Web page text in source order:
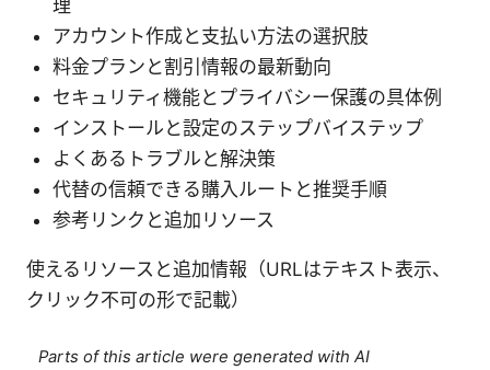
理
アカウント作成と支払い方法の選択肢
料金プランと割引情報の最新動向
セキュリティ機能とプライバシー保護の具体例
インストールと設定のステップバイステップ
よくあるトラブルと解決策
代替の信頼できる購入ルートと推奨手順
参考リンクと追加リソース
使えるリソースと追加情報（URLはテキスト表示、
クリック不可の形で記載）
Parts of this article were generated with AI